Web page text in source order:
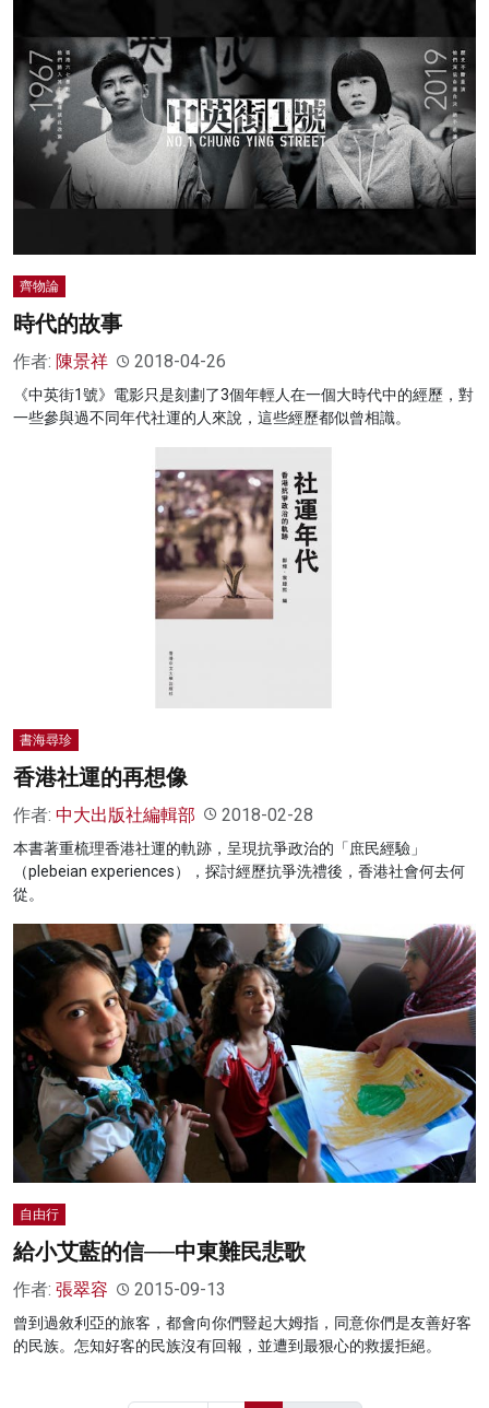
齊物論
時代的故事
作者: 陳景祥 2018-04-26
《中英街1號》電影只是刻劃了3個年輕人在一個大時代中的經歷，對
一些參與過不同年代社運的人來說，這些經歷都似曾相識。
書海尋珍
香港社運的再想像
作者: 中大出版社編輯部 2018-02-28
本書著重梳理香港社運的軌跡，呈現抗爭政治的「庶民經驗」
（plebeian experiences），探討經歷抗爭洗禮後，香港社會何去何
從。
自由行
給小艾藍的信──中東難民悲歌
作者: 張翠容 2015-09-13
曾到過敘利亞的旅客，都會向你們豎起大姆指，同意你們是友善好客
的民族。怎知好客的民族沒有回報，並遭到最狠心的救援拒絕。